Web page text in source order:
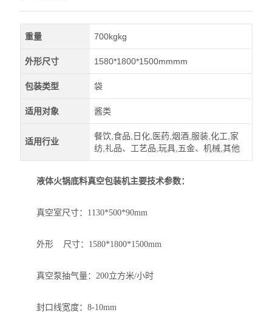
重量 700kgkg
外形尺寸 1580*1800*1500mmmm
包装类型 袋
适用对象 酱类
适用行业
餐饮,食品,日化,医药,烟酒,服装,化工,家
纺,礼品、工艺品,玩具,五金、机械,其他
液体火锅底料真空包装机主要技术参数：
真空室尺寸：1130*500*90mm
外形 尺寸：1580*1800*1500mm
真空泵抽气量：200立方米/小时
封口线宽度：8-10mm